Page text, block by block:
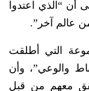
“الذي اعتدوا
عالم آخر”.
التي أطلقت
والوعي”، وأن
معهم من قبل